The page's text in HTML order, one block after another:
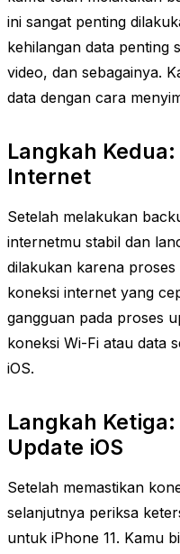
ini sangat penting
kehilangan data penting
video, dan sebagainya.
data dengan cara
Langkah
Internet
Setelah melakukan
internetmu stabil dan
dilakukan karena
koneksi internet yang
gangguan pada proses
koneksi Wi-Fi atau data
iOS.
Langkah
Update iOS
Setelah memastikan
selanjutnya periksa
untuk iPhone 11. Kamu